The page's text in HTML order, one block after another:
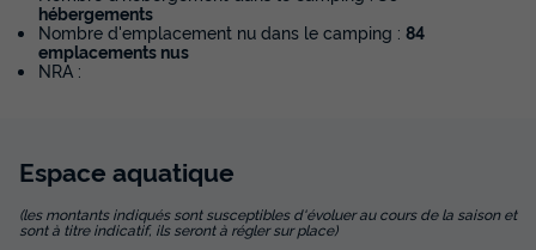
MAISON 4 personnes - Chaumière -
INSOLITE PREMIUM - 1 chambre - TV
32m² 4
Animaux autorisés * Cafetière
Réfrigérateur
hébergements
Nombre d'emplacement nu dans le camping : 84
emplacements nus
NRA :
Espace aquatique
(les montants indiqués sont susceptibles d'évoluer au cours de la saison et
sont à titre indicatif, ils seront à régler sur place)